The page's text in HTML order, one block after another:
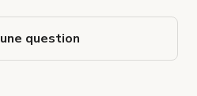
question